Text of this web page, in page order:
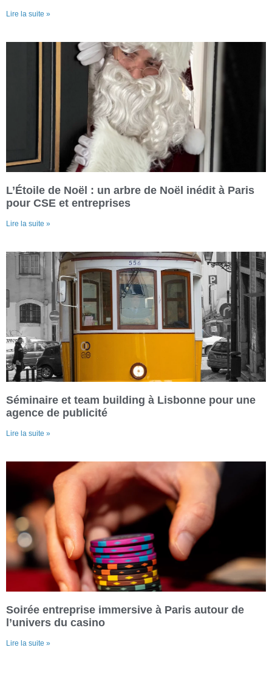
Lire la suite »
L’Étoile de Noël : un arbre de Noël inédit à Paris
pour CSE et entreprises
Lire la suite »
Séminaire et team building à Lisbonne pour une
agence de publicité
Lire la suite »
Soirée entreprise immersive à Paris autour de
l’univers du casino
Lire la suite »